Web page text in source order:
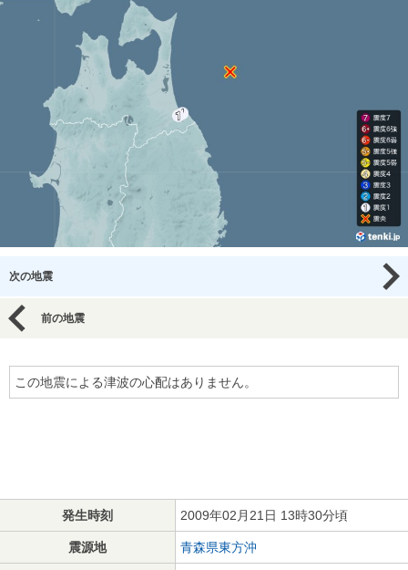
次の地震
前の地震
この地震による津波の心配はありません。
発生時刻 2009年02月21日 13時30分頃
震源地 青森県東方沖